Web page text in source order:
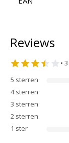
Reviews
• 3
5 sterren
4 sterren
3 sterren
2 sterren
1 ster